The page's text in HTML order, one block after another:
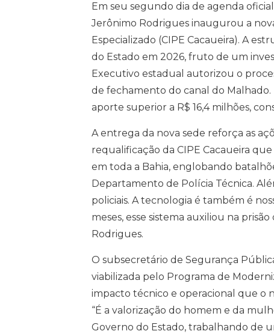
Em seu segundo dia de agenda
Jerônimo Rodrigues inaugurou a
Especializado (CIPE Cacaueira). A
do Estado em 2026, fruto de um
Executivo estadual autorizou o
de fechamento do canal do Malhado.
aporte superior a R$ 16,4 milhões,
A entrega da nova sede reforça as
requalificação da CIPE Cacaueira
em toda a Bahia, englobando
Departamento de Polícia Técnica.
policiais. A tecnologia é também é
meses, esse sistema auxiliou na
Rodrigues.
O subsecretário de Segurança
viabilizada pelo Programa de
impacto técnico e operacional que o
“É a valorização do homem e da
Governo do Estado, trabalhando de